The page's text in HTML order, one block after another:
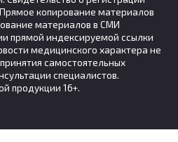
копирование материалов
материалов в СМИ
прямой индексируемой ссылки
медицинского характера не
самостоятельных
специалистов.
продукции 16+.